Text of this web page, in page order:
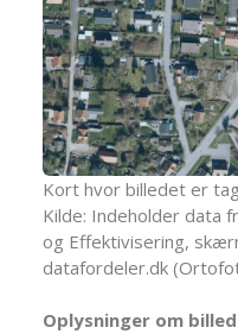
Kort hvor billedet er
Kilde: Indeholder data
og Effektivisering,
datafordeler.dk
Oplysninger om